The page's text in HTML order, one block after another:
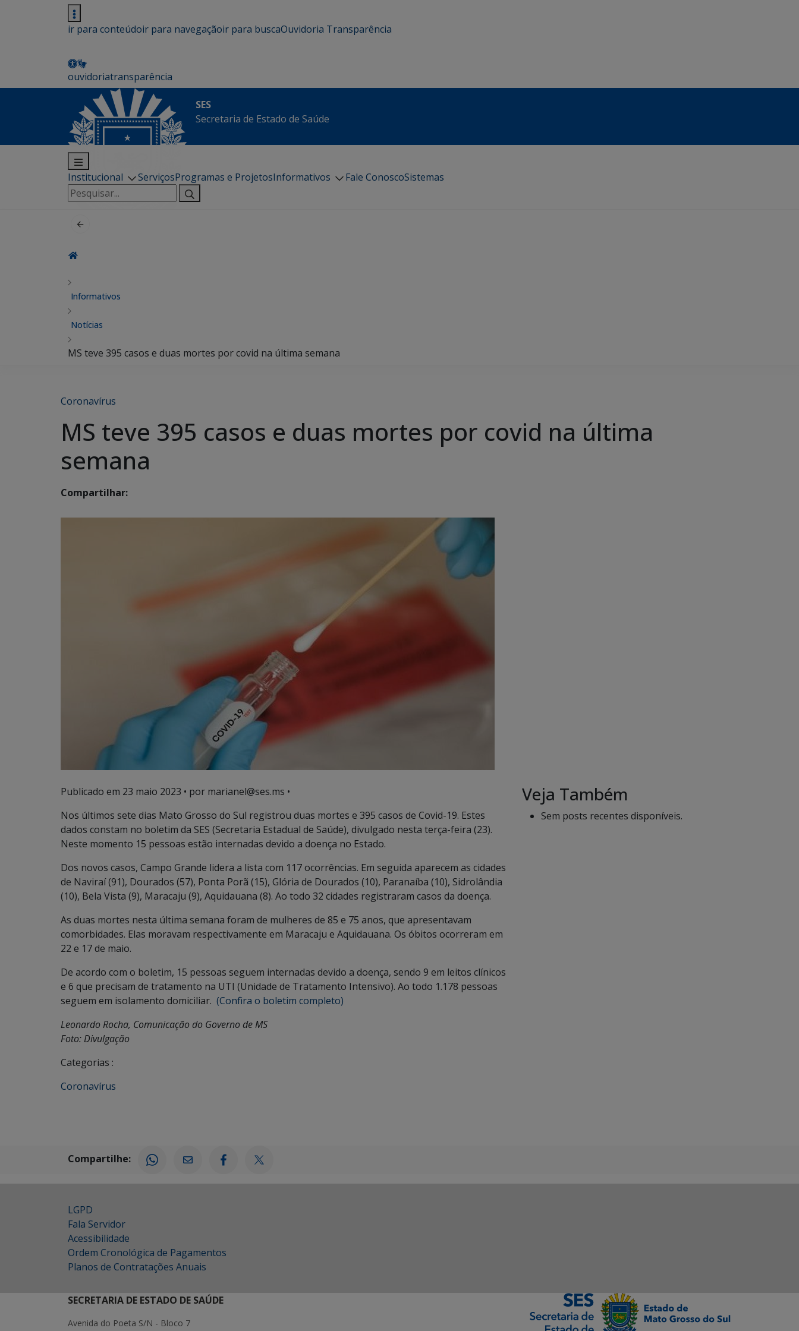
ir para conteúdoir para navegaçãoir para buscaOuvidoria Transparência
ouvidoriatransparência
SES
Secretaria de Estado de Saúde
Institucional ServiçosProgramas e ProjetosInformativos Fale ConoscoSistemas
Pesquisar
por:
Informativos
Notícias
MS teve 395 casos e duas mortes por covid na última semana
Coronavírus
MS teve 395 casos e duas mortes por covid na última
semana
Compartilhar:
Publicado em 23 maio 2023 • por marianel@ses.ms •
Nos últimos sete dias Mato Grosso do Sul registrou duas mortes e 395 casos de Covid-19. Estes
dados constam no boletim da SES (Secretaria Estadual de Saúde), divulgado nesta terça-feira (23).
Neste momento 15 pessoas estão internadas devido a doença no Estado.
Dos novos casos, Campo Grande lidera a lista com 117 ocorrências. Em seguida aparecem as cidades
de Naviraí (91), Dourados (57), Ponta Porã (15), Glória de Dourados (10), Paranaíba (10), Sidrolândia
(10), Bela Vista (9), Maracaju (9), Aquidauana (8). Ao todo 32 cidades registraram casos da doença.
As duas mortes nesta última semana foram de mulheres de 85 e 75 anos, que apresentavam
comorbidades. Elas moravam respectivamente em Maracaju e Aquidauana. Os óbitos ocorreram em
22 e 17 de maio.
De acordo com o boletim, 15 pessoas seguem internadas devido a doença, sendo 9 em leitos clínicos
e 6 que precisam de tratamento na UTI (Unidade de Tratamento Intensivo). Ao todo 1.178 pessoas
seguem em isolamento domiciliar. (Confira o boletim completo)
Leonardo Rocha, Comunicação do Governo de MS
Foto: Divulgação
Categorias :
Coronavírus
Veja Também
Sem posts recentes disponíveis.
Compartilhe:
LGPD
Fala Servidor
Acessibilidade
Ordem Cronológica de Pagamentos
Planos de Contratações Anuais
SECRETARIA DE ESTADO DE SAÚDE
Avenida do Poeta S/N - Bloco 7